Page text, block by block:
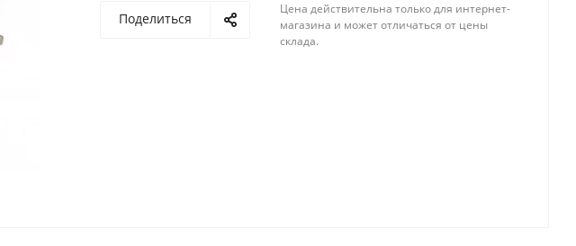
Поделиться
Цена действительна только для интернет-
магазина и может отличаться от цены
склада.